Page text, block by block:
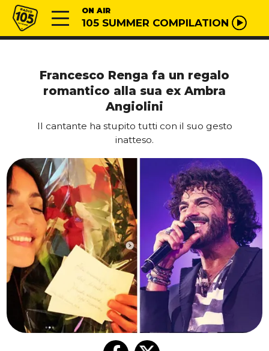
Vai al contenuto
Radio 105 ON AIR
105 SUMMER COMPILATION
Francesco Renga fa un regalo
romantico alla sua ex Ambra
Angiolini
Il cantante ha stupito tutti con il suo gesto
inatteso.